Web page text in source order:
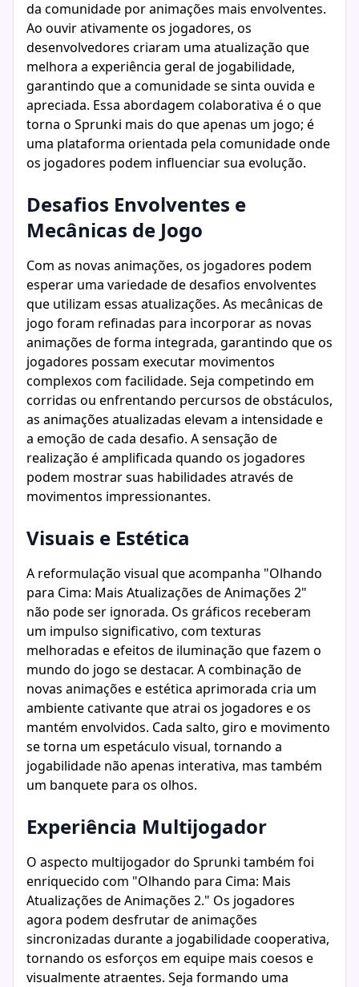
da comunidade por animações mais envolventes.
Ao ouvir ativamente os jogadores, os
desenvolvedores criaram uma atualização que
melhora a experiência geral de jogabilidade,
garantindo que a comunidade se sinta ouvida e
apreciada. Essa abordagem colaborativa é o que
torna o Sprunki mais do que apenas um jogo; é
uma plataforma orientada pela comunidade onde
os jogadores podem influenciar sua evolução.
Desafios Envolventes e
Mecânicas de Jogo
Com as novas animações, os jogadores podem
esperar uma variedade de desafios envolventes
que utilizam essas atualizações. As mecânicas de
jogo foram refinadas para incorporar as novas
animações de forma integrada, garantindo que os
jogadores possam executar movimentos
complexos com facilidade. Seja competindo em
corridas ou enfrentando percursos de obstáculos,
as animações atualizadas elevam a intensidade e
a emoção de cada desafio. A sensação de
realização é amplificada quando os jogadores
podem mostrar suas habilidades através de
movimentos impressionantes.
Visuais e Estética
A reformulação visual que acompanha "Olhando
para Cima: Mais Atualizações de Animações 2"
não pode ser ignorada. Os gráficos receberam
um impulso significativo, com texturas
melhoradas e efeitos de iluminação que fazem o
mundo do jogo se destacar. A combinação de
novas animações e estética aprimorada cria um
ambiente cativante que atrai os jogadores e os
mantém envolvidos. Cada salto, giro e movimento
se torna um espetáculo visual, tornando a
jogabilidade não apenas interativa, mas também
um banquete para os olhos.
Experiência Multijogador
O aspecto multijogador do Sprunki também foi
enriquecido com "Olhando para Cima: Mais
Atualizações de Animações 2." Os jogadores
agora podem desfrutar de animações
sincronizadas durante a jogabilidade cooperativa,
tornando os esforços em equipe mais coesos e
visualmente atraentes. Seja formando uma